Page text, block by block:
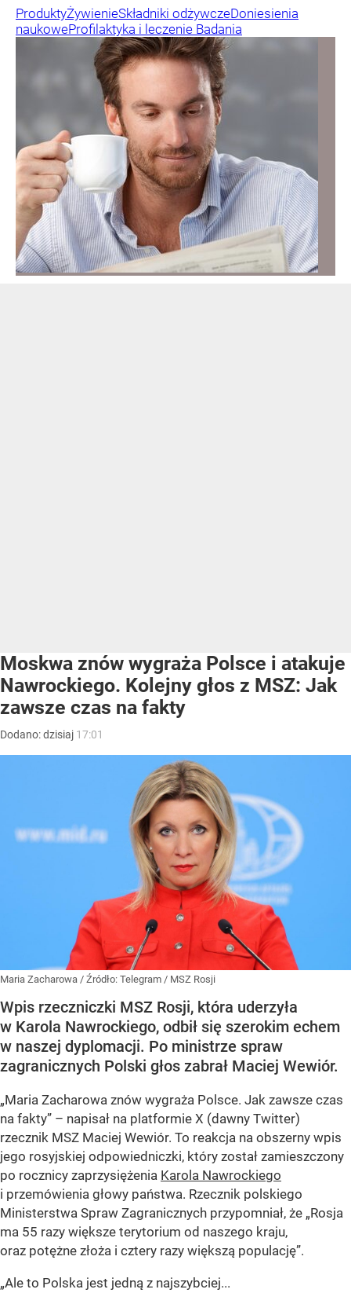
ProduktyŻywienieSkładniki odżywczeDoniesienia
naukoweProfilaktyka i leczenie Badania
Moskwa znów wygraża Polsce i atakuje
Nawrockiego. Kolejny głos z MSZ: Jak
zawsze czas na fakty
Dodano:dzisiaj 17:01
Maria Zacharowa / Źródło: Telegram / MSZ Rosji
Wpis rzeczniczki MSZ Rosji, która uderzyła
w Karola Nawrockiego, odbił się szerokim echem
w naszej dyplomacji. Po ministrze spraw
zagranicznych Polski głos zabrał Maciej Wewiór.
„Maria Zacharowa znów wygraża Polsce. Jak zawsze czas
na fakty” – napisał na platformie X (dawny Twitter)
rzecznik MSZ Maciej Wewiór. To reakcja na obszerny wpis
jego rosyjskiej odpowiedniczki, który został zamieszczony
po rocznicy zaprzysiężenia Karola Nawrockiego
i przemówienia głowy państwa. Rzecznik polskiego
Ministerstwa Spraw Zagranicznych przypomniał, że „Rosja
ma 55 razy większe terytorium od naszego kraju,
oraz potężne złoża i cztery razy większą populację”.
„Ale to Polska jest jedną z najszybciej...